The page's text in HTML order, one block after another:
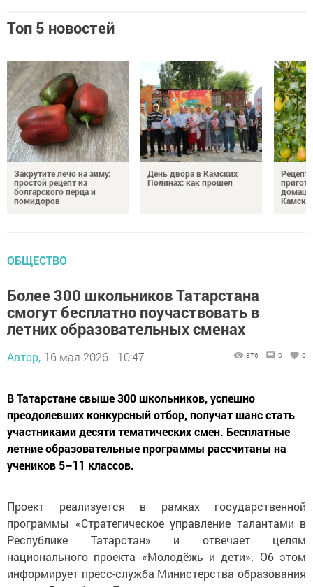
Топ 5 новостей
Закрутите лечо на зиму:
простой рецепт из
болгарского перца и
помидоров
День двора в Камских
Полянах: как прошел
ОБЩЕСТВО
Более 300 школьников Татарстана
смогут бесплатно поучаствовать в
летних образовательных сменах
Автор, 16 мая 2026 - 10:47 376 0 0
В Татарстане свыше 300 школьников, успешно
преодолевших конкурсный отбор, получат шанс стать
участниками десяти тематических смен. Бесплатные
летние образовательные программы рассчитаны на
учеников 5–11 классов.
Проект реализуется в рамках государственной
программы «Стратегическое управление талантами в
Республике Татарстан» и отвечает целям
национального проекта «Молодёжь и дети». Об этом
информирует пресс-служба Министерства образования